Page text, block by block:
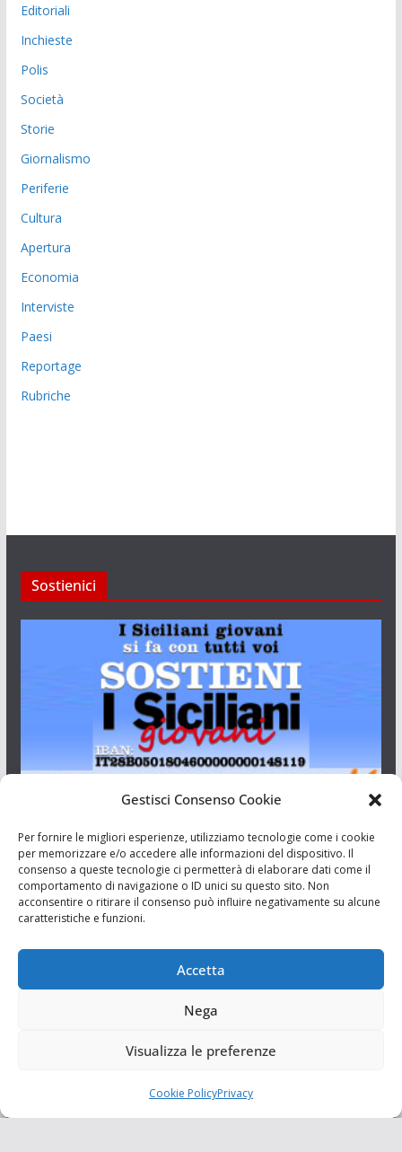
Gestisci Consenso Cookie
Per fornire le migliori esperienze, utilizziamo tecnologie come i cookie
per memorizzare e/o accedere alle informazioni del dispositivo. Il
consenso a queste tecnologie ci permetterà di elaborare dati come il
comportamento di navigazione o ID unici su questo sito. Non
acconsentire o ritirare il consenso può influire negativamente su alcune
caratteristiche e funzioni.
Accetta
Nega
Visualizza le preferenze
Cookie PolicyPrivacy
Editoriali
Inchieste
Polis
Società
Storie
Giornalismo
Periferie
Cultura
Apertura
Economia
Interviste
Paesi
Reportage
Rubriche
Sostienici
Aut. del tribunale di Catania n.23/2011 del 20/09/2011 Dir.
Resp. Riccardo Orioles.
Associazione Culturale I Siciliani Giovani
via Randazzo 27 Catania
I Siciliani Giovani. Tutti i diritti riservati.
Tema:ColorMagdi ThemeGrill. Powered byWordPress.